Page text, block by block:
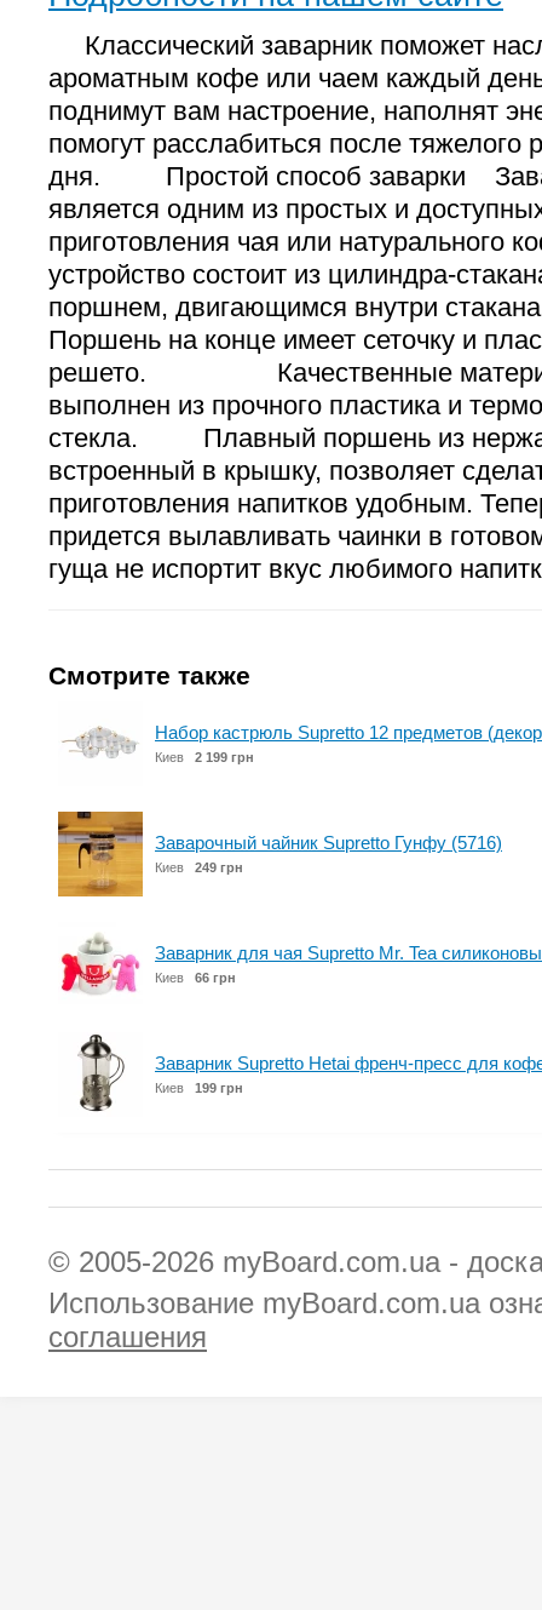
Классический заварник поможет
ароматным кофе или чаем каждый
поднимут вам настроение, наполнят
помогут расслабиться после тяжелого
дня. Простой способ заварки
является одним из простых и
приготовления чая или натурального
устройство состоит из цилиндра-
поршнем, двигающимся внутри
Поршень на конце имеет сеточку и
решето. Качественные
выполнен из прочного пластика и
стекла. Плавный поршень из
встроенный в крышку, позволяет
приготовления напитков удобным.
придется вылавливать чаинки в
гуща не испортит вкус любимого
Смотрите также
Набор кастрюль Supretto 12 предметов
Киев 2 199 грн
Заварочный чайник Supretto Гунфу (5716)
Киев 249 грн
Заварник для чая Supretto Mr. Tea
Киев 66 грн
Заварник Supretto Hetai френч-пресс для
Киев 199 грн
© 2005-2026 myBoard.com.ua -
Использование myBoard.com.ua
соглашения